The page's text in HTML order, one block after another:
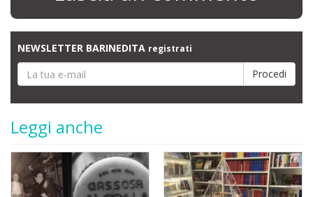
NEWSLETTER BARINEDITA registrati
Leggi anche